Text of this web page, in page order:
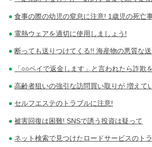
食事の際の幼児の窒息に注意! 1歳児の死亡
電熱ウェアを適切に使用しましょう!
断っても送りつけてくる!! 海産物の悪質な
「○○ペイで返金します」と言われたら詐欺
高齢者狙いの強引な訪問買い取りが 増えて
セルフエステのトラブルに注意!
被害回復は困難! SNSで誘う投資は疑って
ネット検索で見つけたロードサービスのト